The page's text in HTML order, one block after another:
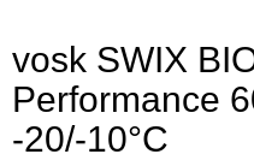
vosk SWIX
Performance
-20/-10°C